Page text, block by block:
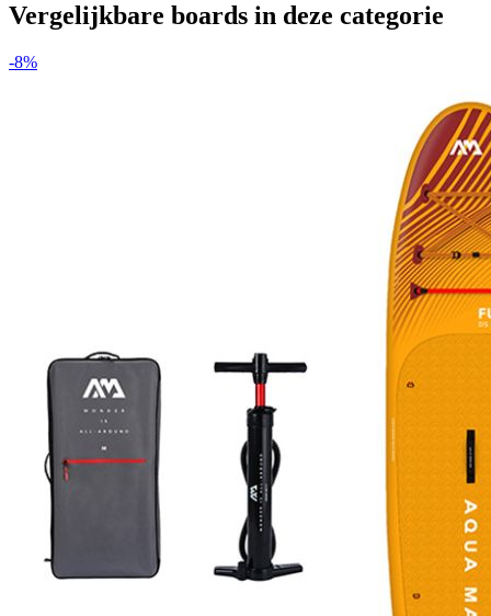
Vergelijkbare boards in deze categorie
-8%